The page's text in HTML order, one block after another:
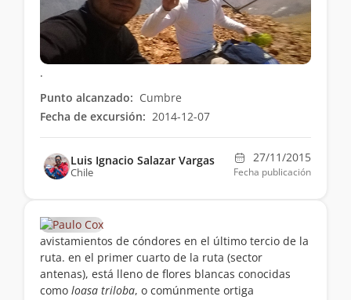
.
Punto alcanzado: Cumbre
Fecha de excursión: 2014-12-07
Luis Ignacio Salazar Vargas
Chile
27/11/2015
Fecha publicación
avistamientos de cóndores en el último tercio de la
ruta. en el primer cuarto de la ruta (sector
antenas), está lleno de flores blancas conocidas
como loasa triloba, o comúnmente ortiga